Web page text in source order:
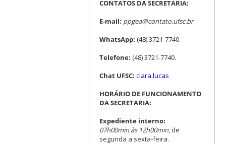
CONTATOS DA SECRETARIA:
E-mail: ppgea@contato.ufsc.br
WhatsApp: (48) 3721-7740.
Telefone: (48) 3721-7740.
Chat UFSC: clara.lucas
HORÁRIO DE FUNCIONAMENTO
DA SECRETARIA:
Expediente interno:
07h00min às 12h00min, de
segunda a sexta-feira.